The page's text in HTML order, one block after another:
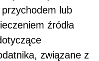
lub
źródła
związane z